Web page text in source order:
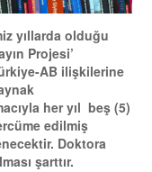
yıllarda olduğu
Projesi’
AB ilişkilerine
her yıl beş (5)
edilmiş
Doktora
şarttır.